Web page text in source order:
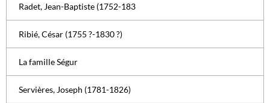
Radet, Jean-Baptiste (1752-183
Ribié, César (1755 ?-1830 ?)
La famille Ségur
Servières, Joseph (1781-1826)